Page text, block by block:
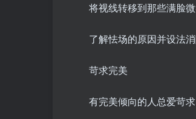
将视线转移到那些满脸
了解怯场的原因并设法
苛求完美
有完美倾向的人总爱苛